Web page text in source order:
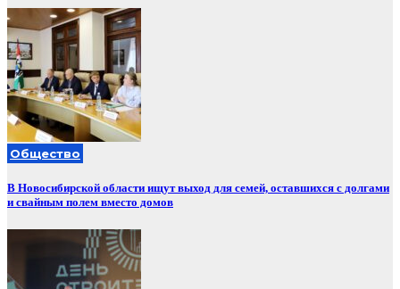
Общество
В Новосибирской области ищут выход для семей, оставшихся с долгами
и свайным полем вместо домов